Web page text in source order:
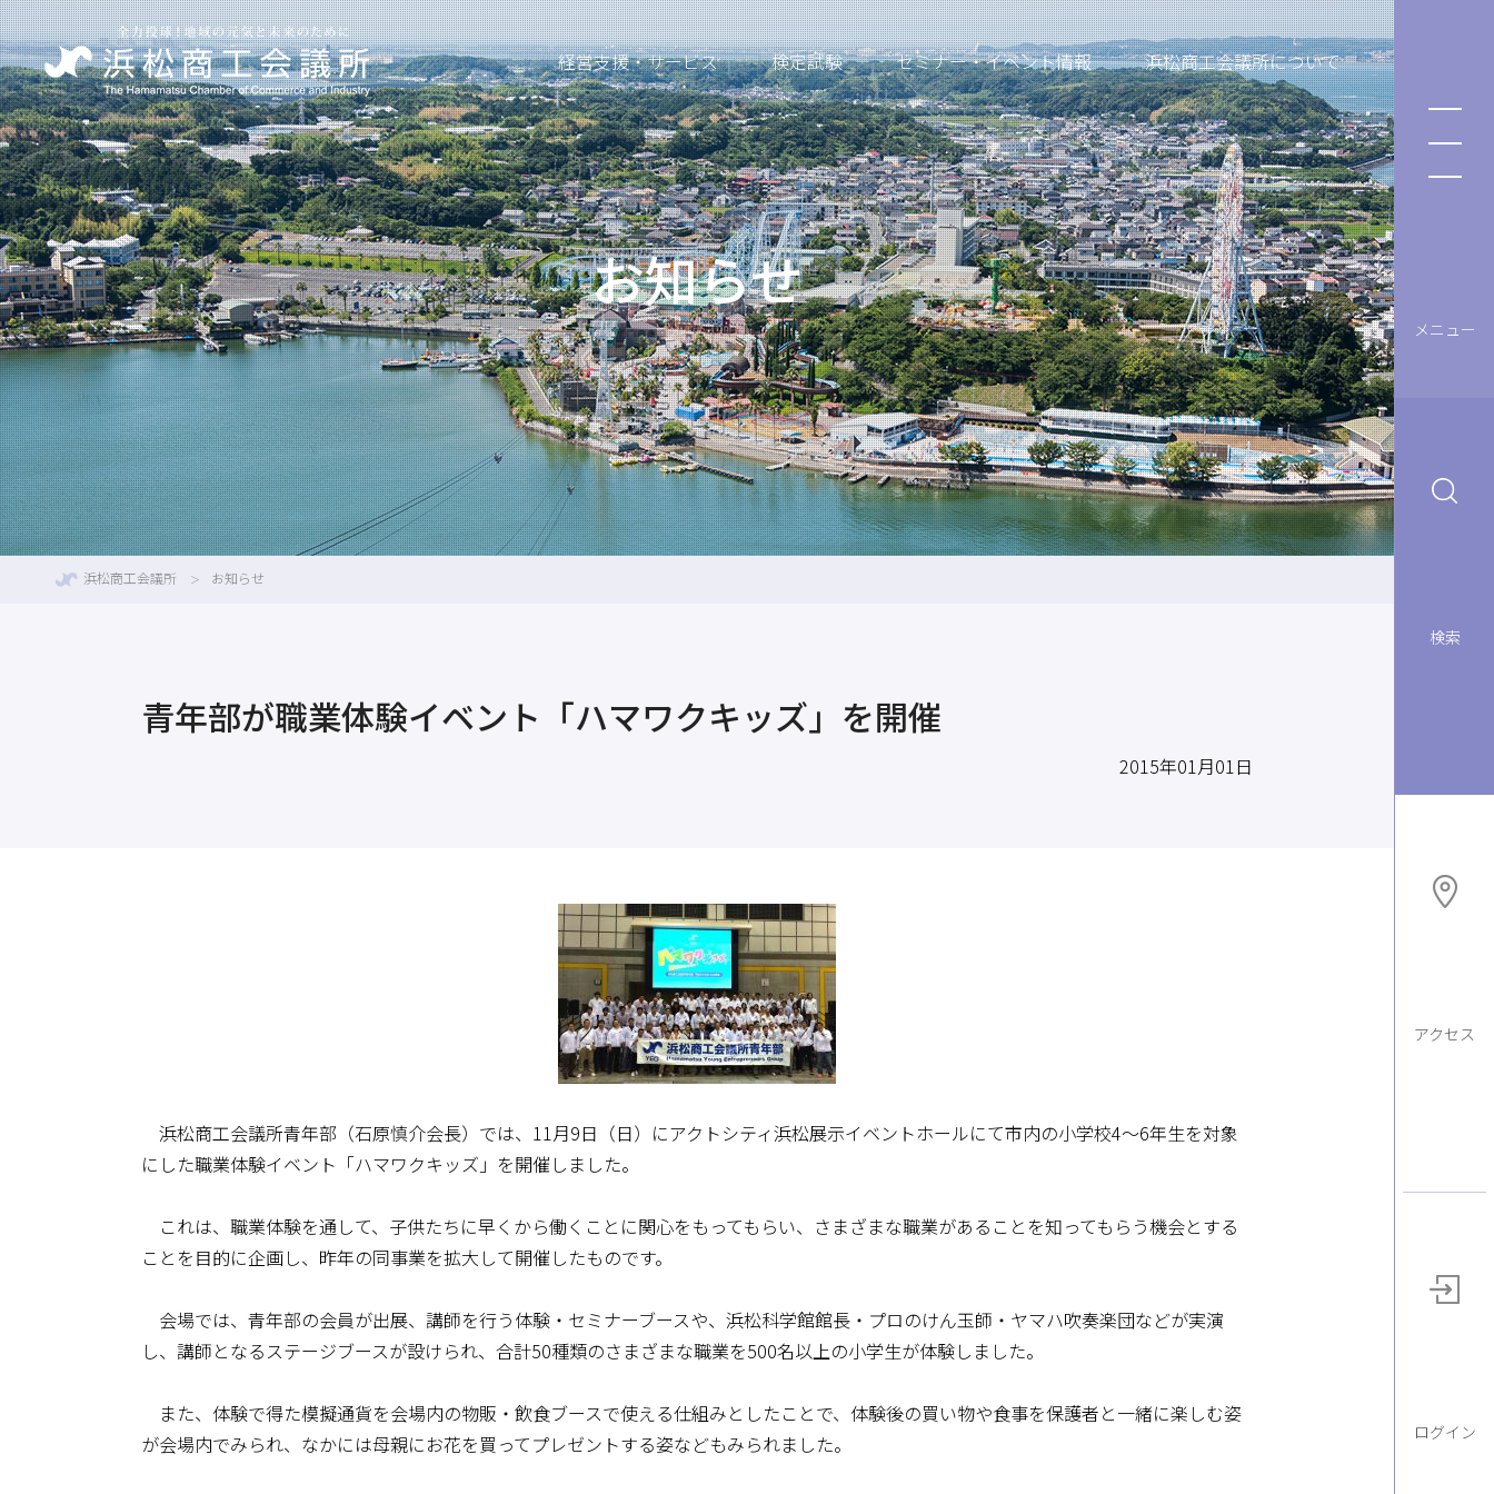
経営支援・サービス 検定試験 セミナー・イベント情報 浜松商工会議所について
メニュー
検索
アクセス
ログイン
お知らせ
浜松商工会議所 お知らせ
青年部が職業体験イベント「ハマワクキッズ」を開催
2015年01月01日
浜松商工会議所青年部（石原慎介会長）では、11月9日（日）にアクトシティ浜松展示イベントホールにて市内の小学校4～6年生を対象
にした職業体験イベント「ハマワクキッズ」を開催しました。
これは、職業体験を通して、子供たちに早くから働くことに関心をもってもらい、さまざまな職業があることを知ってもらう機会とする
ことを目的に企画し、昨年の同事業を拡大して開催したものです。
会場では、青年部の会員が出展、講師を行う体験・セミナーブースや、浜松科学館館長・プロのけん玉師・ヤマハ吹奏楽団などが実演
し、講師となるステージブースが設けられ、合計50種類のさまざまな職業を500名以上の小学生が体験しました。
また、体験で得た模擬通貨を会場内の物販・飲食ブースで使える仕組みとしたことで、体験後の買い物や食事を保護者と一緒に楽しむ姿
が会場内でみられ、なかには母親にお花を買ってプレゼントする姿などもみられました。